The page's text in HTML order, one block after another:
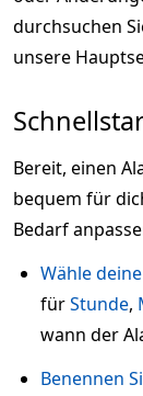
durchsuchen
unsere
Bereit, einen
bequem für
Bedarf
Wähle
fürStunde,
wann der
Benennen